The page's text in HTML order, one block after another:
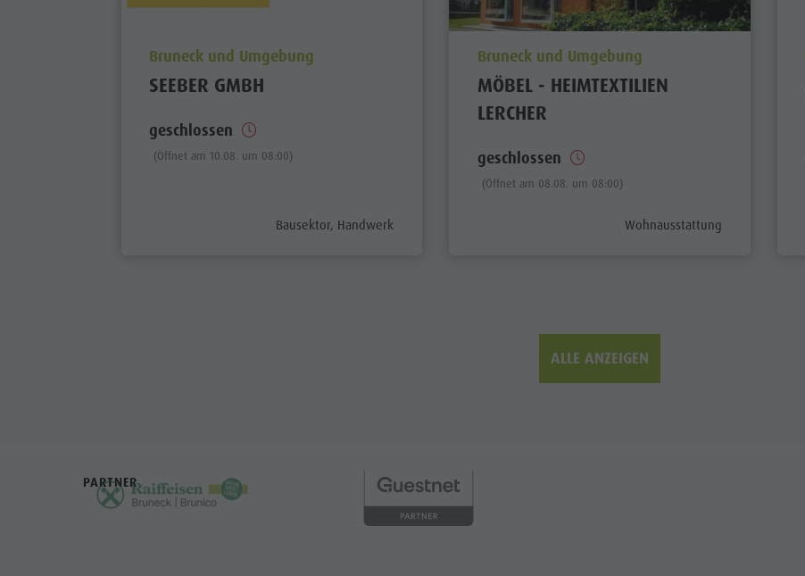
aria.poi_location_prefix
Bruneck und Umgebung
SEEBER GMBH
geschlossen
(Öffnet am 10.08. um 08:00)
aria.poi_category_prefix
Bausektor, Handwerk
aria.poi_location_prefix
Bruneck und Umgebung
MÖBEL - HEIMTEXTILIEN
LERCHER
geschlossen
(Öffnet am 08.08. um 08:00)
aria.poi_category_prefix
Wohnausstattung
ALLE ANZEIGEN
PARTNER